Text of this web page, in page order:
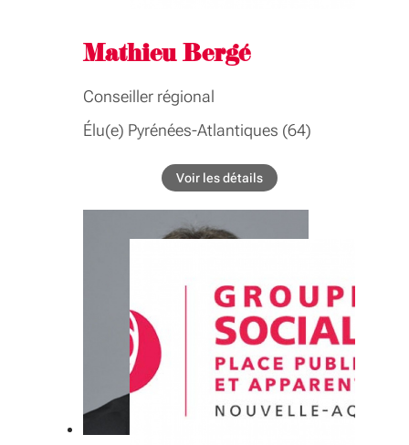
Voir les détails
Mathieu Bergé
Conseiller régional
Élu(e) Pyrénées-Atlantiques (64)
européenne, à l'Eurorégion, aux ports et
Commission permanente
Infrastructures, transports scolaires et
interurbains, ter, intermodalité, frêt,